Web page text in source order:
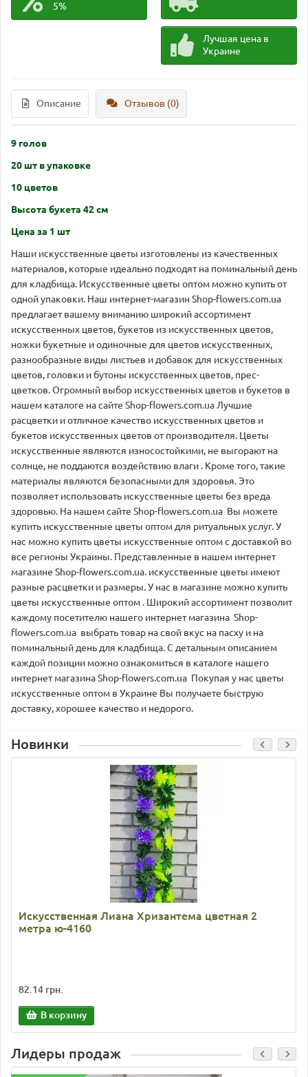
5%
Лучшая цена в
Украине
Описание Отзывов (0)
9 голов
20 шт в упаковке
10 цветов
Высота букета 42 см
Цена за 1 шт
Наши искусственные цветы изготовлены из качественных
материалов, которые идеально подходят на поминальный день
для кладбища. Искусственные цветы оптом можно купить от
одной упаковки. Наш интернет-магазин Shop-flowers.com.ua
предлагает вашему вниманию широкий ассортимент
искусственных цветов, букетов из искусственных цветов,
ножки букетные и одиночные для цветов искусственных,
разнообразные виды листьев и добавок для искусственных
цветов, головки и бутоны искусственных цветов, прес-
цветков. Огромный выбор искусственных цветов и букетов в
нашем каталоге на сайте Shop-flowers.com.ua Лучшие
расцветки и отличное качество искусственных цветов и
букетов искусственных цветов от производителя. Цветы
искусственные являются износостойкими, не выгорают на
солнце, не поддаются воздействию влаги . Кроме того, такие
материалы являются безопасными для здоровья. Это
позволяет использовать искусственные цветы без вреда
здоровью. На нашем сайте Shop-flowers.com.ua Вы можете
купить искусственные цветы оптом для ритуальных услуг. У
нас можно купить цветы искусственные оптом с доставкой во
все регионы Украины. Представленные в нашем интернет
магазине Shop-flowers.com.ua. искусственные цветы имеют
разные расцветки и размеры. У нас в магазине можно купить
цветы искусственные оптом . Широкий ассортимент позволит
каждому посетителю нашего интернет магазина Shop-
flowers.com.ua выбрать товар на свой вкус на пасху и на
поминальный день для кладбища. С детальным описанием
каждой позиции можно ознакомиться в каталоге нашего
интернет магазина Shop-flowers.com.ua Покупая у нас цветы
искусственные оптом в Украине Вы получаете быструю
доставку, хорошее качество и недорого.
Новинки
Искусственная Лиана Хризантема цветная 2
метра ю-4160
82.14 грн.
В корзину
Лидеры продаж